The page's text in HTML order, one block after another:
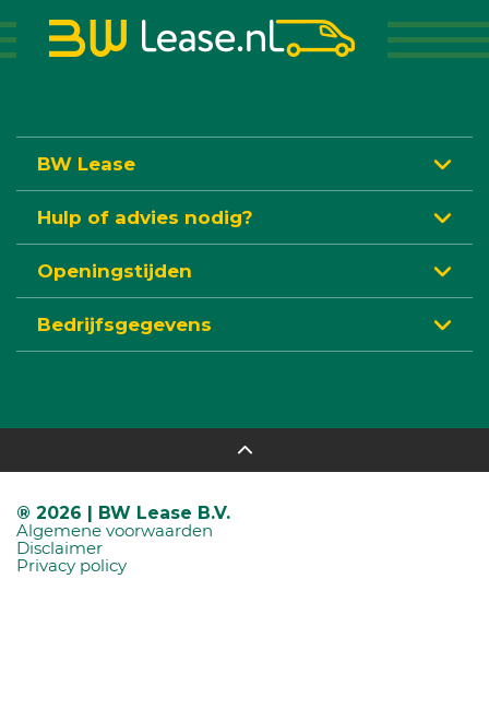
BW Lease
Hulp of advies nodig?
Openingstijden
Bedrijfsgegevens
® 2026 | BW Lease B.V.
Algemene voorwaarden
Disclaimer
Privacy policy